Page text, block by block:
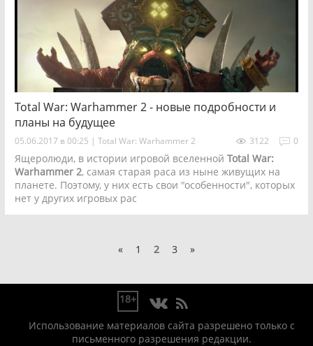
Total War: Warhammer 2 - новые подробности и
планы на будущее
05.06.2017 в 00:25 | Total War: Warhammer 2 0
3122
Ящеролюди, в истории игровой вселенной Total War:
Warhammer 2, самая старая раса из ныне живущих на
планете. Поэтому, у них есть свои "особенности", которых
нет у других игровых рас
« 1 2 3 »
18+
Использование материалов сайта разрешено только с
письменного разрешения редакции.